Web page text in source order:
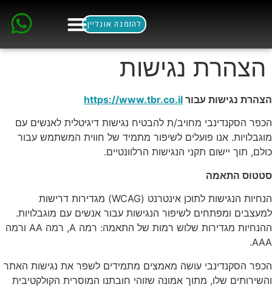
להזמנה אונליין
הצהרת נגישות
הצהרת נגישות עבור https://www.tbr.co.il
הכפר הסקנדינבי מחויב/ת להבטיח נגישות דיגיטלית לאנשים עם
מוגבלויות. אנו פועלים לשיפור מתמיד של חווית המשתמש עבור
כולם, תוך יישום תקני הנגישות הרלוונטיים.
סטטוס התאמה
הנחיות הנגישות לתוכן אינטרנט (WCAG) מגדירות דרישות
למעצבים ומפתחים לשיפור הנגישות עבור אנשים עם מוגבלויות.
ההנחיות מגדירות שלוש רמות של התאמה: רמה A, רמה AA ורמה
AAA.
הכפר הסקנדינבי עושה מאמצים מתמידים לשפר את נגישות האתר
והשירותים שלו, מתוך אמונה שזוהי חובתנו המוסרית הקולקטיבית